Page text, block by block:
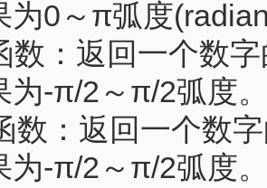
为0～π弧度
数：返回一个数
为-π/2～π/2弧度
数：返回一个数
为-π/2～π/2弧度